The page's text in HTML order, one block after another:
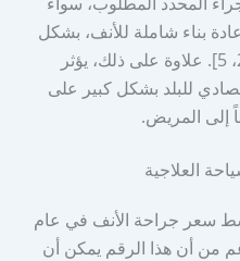
بناء شاملة للأنف، بشكل
مباشر على التكلفة الإجمالية [2، 5]. علاوة على ذلك، يؤثر
للبلد بشكل كبير على
إلى المريض.
العلاجية
سعر جراحة الأنف في عام
على الرغم من أن هذا الرقم يمكن أن